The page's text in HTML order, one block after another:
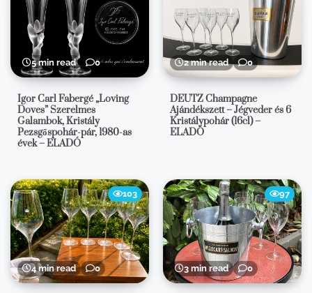
5 min read 0
Igor Carl Fabergé „Loving
Doves” Szerelmes
Galambok, Kristály
Pezsgőspohár-pár, 1980-as
évek – ELADÓ
2 min read 0
DEUTZ Champagne
Ajándékszett – Jégveder és 6
Kristálypohár (16cl) –
ELADÓ
4 min read 0
103
3 min read 0
97